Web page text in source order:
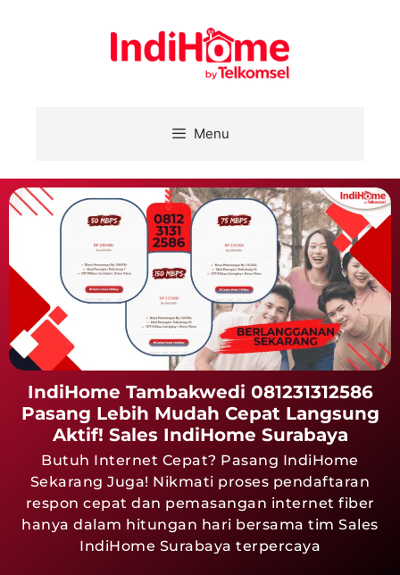
Menu
IndiHome Tambakwedi 081231312586
Pasang Lebih Mudah Cepat Langsung
Aktif! Sales IndiHome Surabaya
Butuh Internet Cepat? Pasang IndiHome
Sekarang Juga! Nikmati proses pendaftaran
respon cepat dan pemasangan internet fiber
hanya dalam hitungan hari bersama tim Sales
IndiHome Surabaya terpercaya